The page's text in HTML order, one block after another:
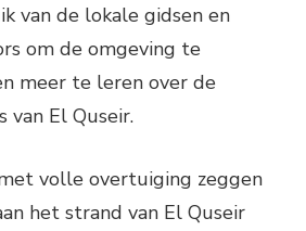
van de lokale gidsen en
om de omgeving te
meer te leren over de
van El Quseir.
volle overtuiging zeggen
het strand van El Quseir